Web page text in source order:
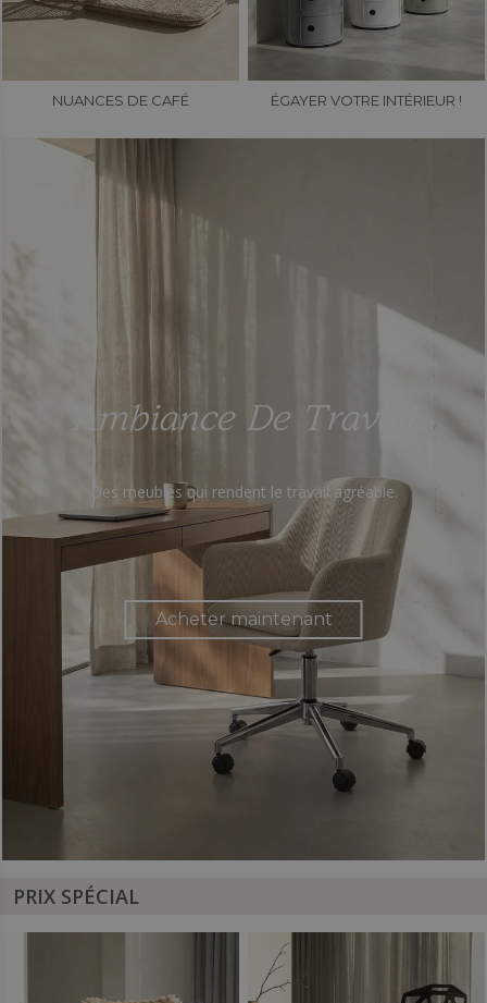
NUANCES DE CAFÉ ÉGAYER VOTRE INTÉRIEUR !
Ambiance De Travail
Des meubles qui rendent le travail agréable.
Acheter maintenant
PRIX SPÉCIAL